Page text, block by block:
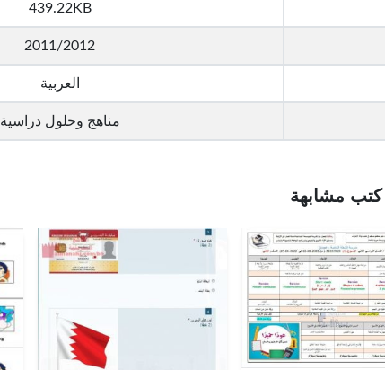
439.22KB
2011/2012
العربية
مناهج وحلول دراسية
كتب مشابهة